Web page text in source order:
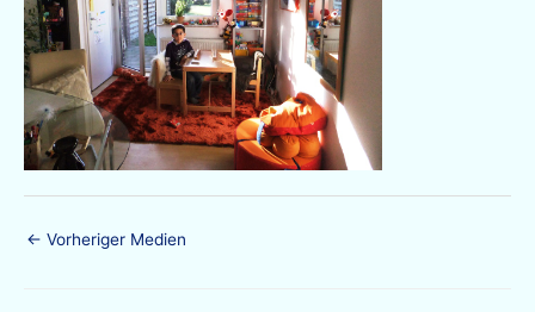
← Vorheriger Medien